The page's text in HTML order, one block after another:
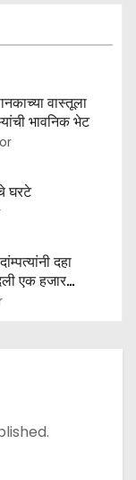
वास्तूला
भावनिक भेट
घरटे
दहा
एक हजार